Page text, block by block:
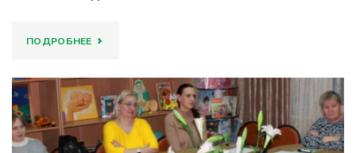
ПОДРОБНЕЕ"КАНИКУЛЫ,
СТАРТ!"